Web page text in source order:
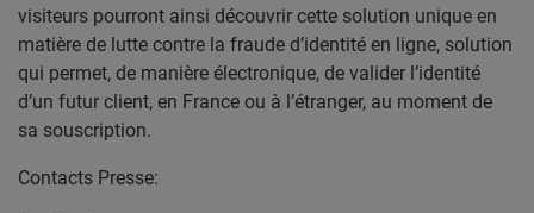
visiteurs pourront ainsi découvrir cette solution unique en
matière de lutte contre la fraude d’identité en ligne, solution
qui permet, de manière électronique, de valider l’identité
d’un futur client, en France ou à l’étranger, au moment de
sa souscription.
Contacts Presse: